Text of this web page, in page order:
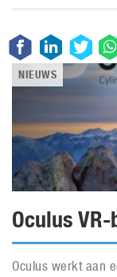
NIEUWS
Oculus
Oculus werkt aan